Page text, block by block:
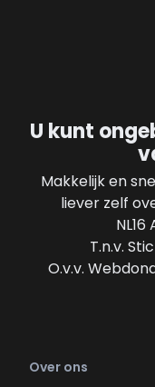
U kunt
Makkelijk en
liever zelf
T.n.v.
O.v.v.
Over ons